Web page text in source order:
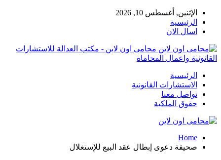
الإثنين, أغسطس 10, 2026
الرئيسية
اسال الان
محامى اون لاين - مكتب العدالة للاستشارات
القانونية واعمال المحاماه
الرئيسية
الاستشارات القانونية
تواصل معنا
حقوق الملكية
Home
صحيفة دعوى إبطال عقد البيع للإستغلال